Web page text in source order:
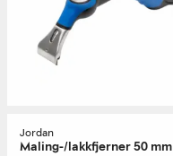
Jordan
Maling-/lakkfjerner 50 mm